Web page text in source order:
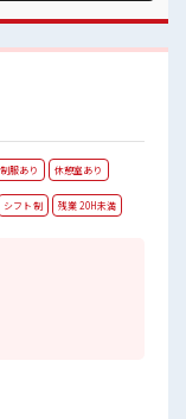
きちゃう！ ロッカー
制服あり 休憩室あり
シフト制 残業 20H未満
です！